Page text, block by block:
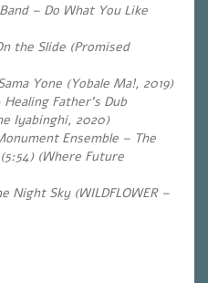
– Do What You Like
the Slide (Promised
Yone (Yobale Ma!, 2019)
Father’s Dub
Iyabinghi, 2020)
Ensemble – The
(Where Future
Night Sky (WILDFLOWER –